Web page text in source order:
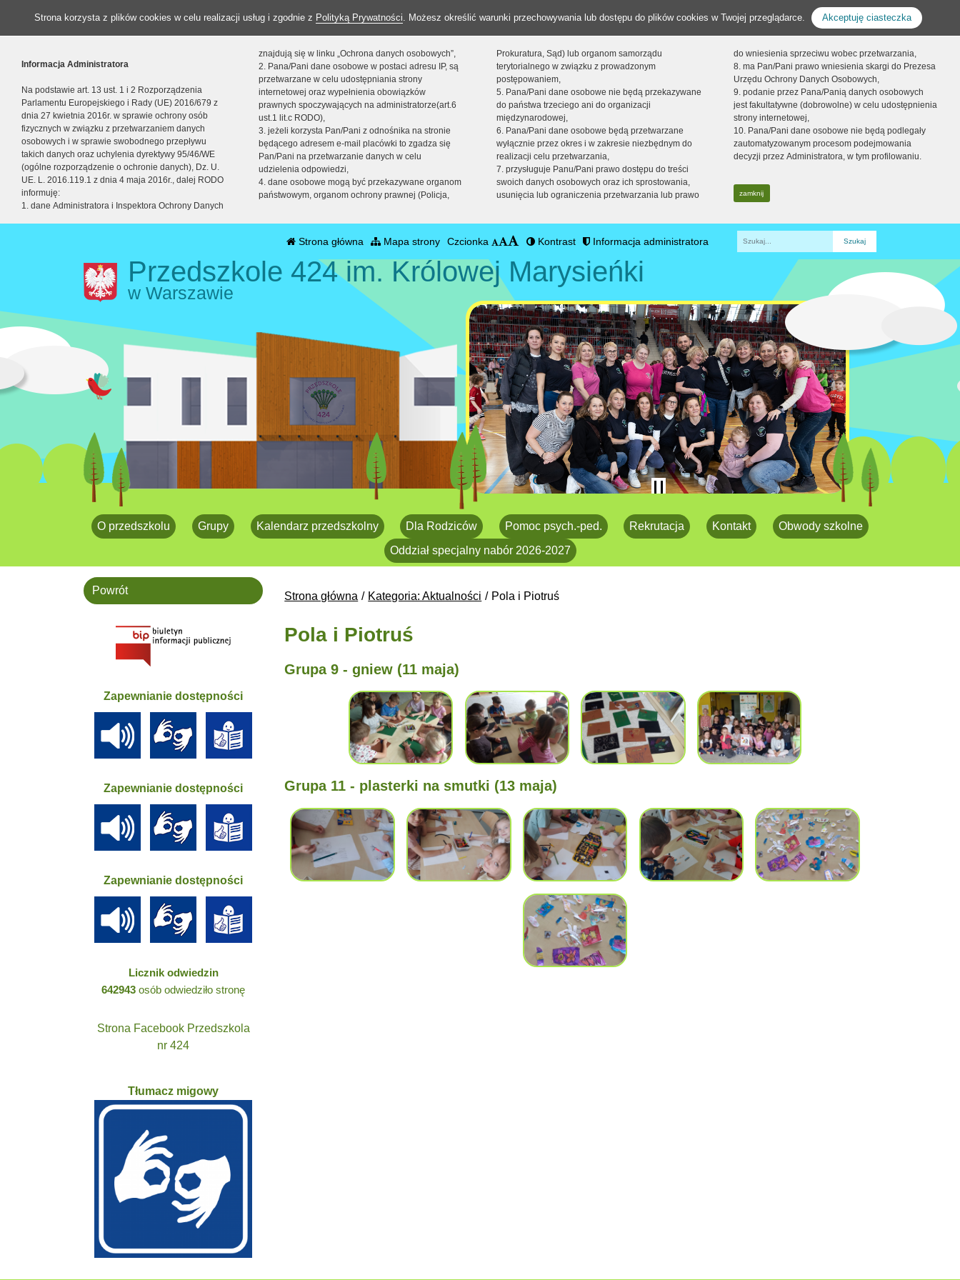
Strona korzysta z plików cookies w celu realizacji usług i zgodnie z Polityką Prywatności. Możesz określić warunki przechowywania lub dostępu do plików cookies w Twojej przeglądarce. Akceptuję ciasteczka
Informacja Administratora
Na podstawie art. 13 ust. 1 i 2 Rozporządzenia
Parlamentu Europejskiego i Rady (UE) 2016/679 z
dnia 27 kwietnia 2016r. w sprawie ochrony osób
fizycznych w związku z przetwarzaniem danych
osobowych i w sprawie swobodnego przepływu
takich danych oraz uchylenia dyrektywy 95/46/WE
(ogólne rozporządzenie o ochronie danych), Dz. U.
UE. L. 2016.119.1 z dnia 4 maja 2016r., dalej RODO
informuję:
1. dane Administratora i Inspektora Ochrony Danych
znajdują się w linku „Ochrona danych osobowych”,
2. Pana/Pani dane osobowe w postaci adresu IP, są
przetwarzane w celu udostępniania strony
internetowej oraz wypełnienia obowiązków
prawnych spoczywających na administratorze(art.6
ust.1 lit.c RODO),
3. jeżeli korzysta Pan/Pani z odnośnika na stronie
będącego adresem e-mail placówki to zgadza się
Pan/Pani na przetwarzanie danych w celu
udzielenia odpowiedzi,
4. dane osobowe mogą być przekazywane organom
państwowym, organom ochrony prawnej (Policja,
Prokuratura, Sąd) lub organom samorządu
terytorialnego w związku z prowadzonym
postępowaniem,
5. Pana/Pani dane osobowe nie będą przekazywane
do państwa trzeciego ani do organizacji
międzynarodowej,
6. Pana/Pani dane osobowe będą przetwarzane
wyłącznie przez okres i w zakresie niezbędnym do
realizacji celu przetwarzania,
7. przysługuje Panu/Pani prawo dostępu do treści
swoich danych osobowych oraz ich sprostowania,
usunięcia lub ograniczenia przetwarzania lub prawo
do wniesienia sprzeciwu wobec przetwarzania,
8. ma Pan/Pani prawo wniesienia skargi do Prezesa
Urzędu Ochrony Danych Osobowych,
9. podanie przez Pana/Panią danych osobowych
jest fakultatywne (dobrowolne) w celu udostępnienia
strony internetowej,
10. Pana/Pani dane osobowe nie będą podlegały
zautomatyzowanym procesom podejmowania
decyzji przez Administratora, w tym profilowaniu.
zamknij
Strona główna Mapa strony Czcionka Kontrast Informacja administratora
Fraza
Przedszkole 424 im. Królowej Marysieńki
w Warszawie
O przedszkolu Grupy Kalendarz przedszkolny Dla Rodziców Pomoc psych.-ped. Rekrutacja Kontakt
Obwody szkolne
Oddział specjalny nabór 2026-2027
Strona główna Kategoria: Aktualności Pola i Piotruś
Pola i Piotruś
Grupa 9 - gniew (11 maja)
Grupa 11 - plasterki na smutki (13 maja)
Powrót
Zapewnianie dostępności
Zapewnianie dostępności
Zapewnianie dostępności
Licznik odwiedzin
642943 osób odwiedziło stronę
Strona Facebook Przedszkola
nr 424
Tłumacz migowy